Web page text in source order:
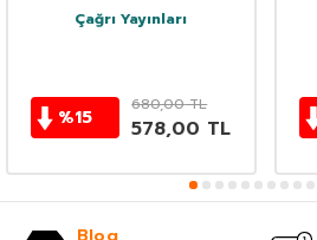
Çağrı Yayınları
%15
680,00TL
578,00 TL